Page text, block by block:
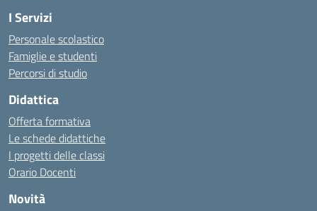
I Servizi
Personale scolastico
Famiglie e studenti
Percorsi di studio
Didattica
Offerta formativa
Le schede didattiche
I progetti delle classi
Orario Docenti
Novità